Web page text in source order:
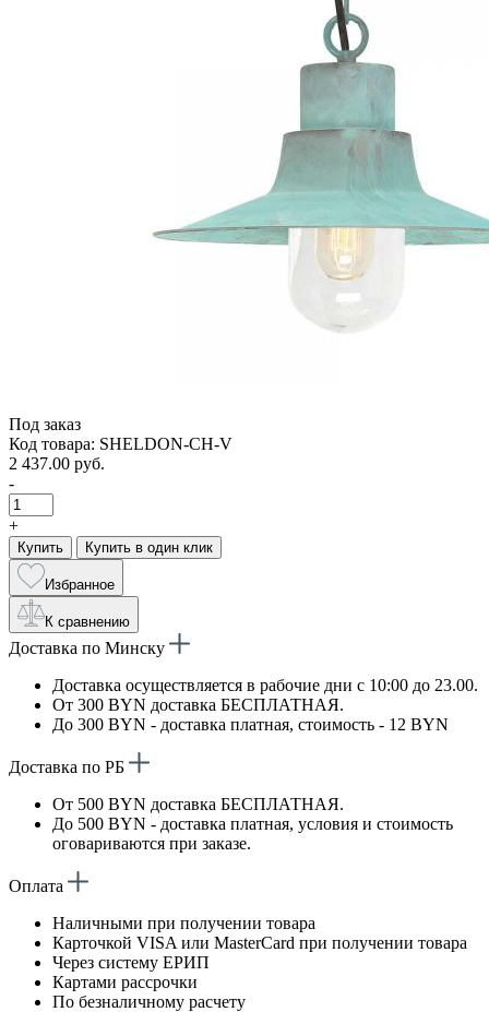
Под заказ
Код товара: SHELDON-CH-V
2 437.00 руб.
-
+
Купить Купить в один клик
Избранное
К сравнению
Доставка по Минску
Доставка осуществляется в рабочие дни с 10:00 до 23.00.
От 300 BYN доставка БЕСПЛАТНАЯ.
До 300 BYN - доставка платная, стоимость - 12 BYN
Доставка по РБ
От 500 BYN доставка БЕСПЛАТНАЯ.
До 500 BYN - доставка платная, условия и стоимость
оговариваются при заказе.
Оплата
Наличными при получении товара
Карточкой VISA или MasterCard при получении товара
Через систему ЕРИП
Картами рассрочки
По безналичному расчету